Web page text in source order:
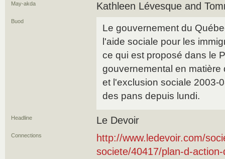
May-akda Kathleen Lévesque and
Buod
Le gouvernement du
l'aide sociale pour les
ce qui est proposé dans le
gouvernemental en
et l'exclusion sociale 2003-
des pans depuis lundi.
Headline Le Devoir
Connections
http://www.ledevoir.com/
societe/40417/plan-d-